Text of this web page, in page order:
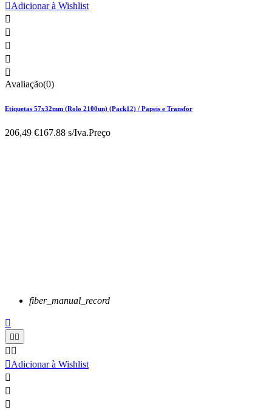
Adicionar à Wishlist





Avaliação(0)
Etiquetas 57x32mm (Rolo 2100un) (Pack12) / Papeis e Transfor
206,49 €167.88 s/Iva.Preço
fiber_manual_record

 
 
Adicionar à Wishlist


